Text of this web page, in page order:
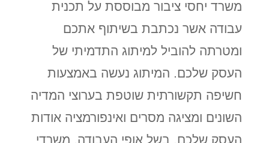
משרד יחסי ציבור מבוססת על תכנית
עבודה אשר נכתבת בשיתוף אתכם
ומטרתה להוביל למיתוג התדמיתי של
העסק שלכם. המיתוג נעשה באמצעות
חשיפה תקשורתית שוטפת בערוצי המדיה
השונים ומציגה מסרים ואינפורמציה אודות
העסק שלכם. בשל אופי העבודה, משרדי